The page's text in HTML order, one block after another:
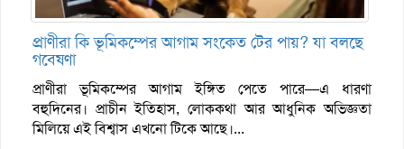
প্রাণীরা কি ভূমিকম্পের আগাম সংকেত টের পায়? যা বলছে
গবেষণা
প্রাণীরা ভূমিকম্পের আগাম ইঙ্গিত পেতে পারে—এ ধারণা
বহুদিনের। প্রাচীন ইতিহাস, লোককথা আর আধুনিক অভিজ্ঞতা
মিলিয়ে এই বিশ্বাস এখনো টিকে আছে।...